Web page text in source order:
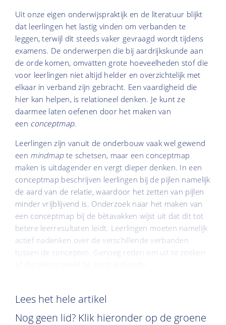
Uit onze eigen onderwijspraktijk en de literatuur blijkt
dat leerlingen het lastig vinden om verbanden te
leggen, terwijl dit steeds vaker gevraagd wordt tijdens
examens. De onderwerpen die bij aardrijkskunde aan
de orde komen, omvatten grote hoeveelheden stof die
voor leerlingen niet altijd helder en overzichtelijk met
elkaar in verband zijn gebracht. Een vaardigheid die
hier kan helpen, is relationeel denken. Je kunt ze
daarmee laten oefenen door het maken van
een conceptmap.
Leerlingen zijn vanuit de onderbouw vaak wel gewend
een mindmapte schetsen, maar een conceptmap
maken is uitdagender en vergt dieper denken. In een
conceptmap beschrijven leerlingen bij de pijlen namelijk
de aard van de relatie, waardoor het zetten van pijlen
minder vrijblijvend is. Onderzoek naar het maken van
een conceptmap bij de bètavakken wijst uit dat dit tot
betere leerresultaten leidt. Leerlingen moeten namelijk
actief nadenken over de verschillende verbanden
tussen de concepten. Genoeg reden om uit te zoeken
Lees het hele artikel
Nog geen lid? Klik hieronder op de groene